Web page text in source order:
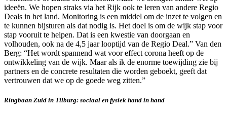
ideeën. We hopen straks via het Rijk ook te leren van andere Regio
Deals in het land. Monitoring is een middel om de inzet te volgen en
te kunnen bijsturen als dat nodig is. Het doel is om de wijk stap voor
stap vooruit te helpen. Dat is een kwestie van doorgaan en
volhouden, ook na de 4,5 jaar looptijd van de Regio Deal.” Van den
Berg: “Het wordt spannend wat voor effect corona heeft op de
ontwikkeling van de wijk. Maar als ik de enorme toewijding zie bij
partners en de concrete resultaten die worden geboekt, geeft dat
vertrouwen dat we op de goede weg zitten.”
Ringbaan Zuid in Tilburg: sociaal en fysiek hand in hand